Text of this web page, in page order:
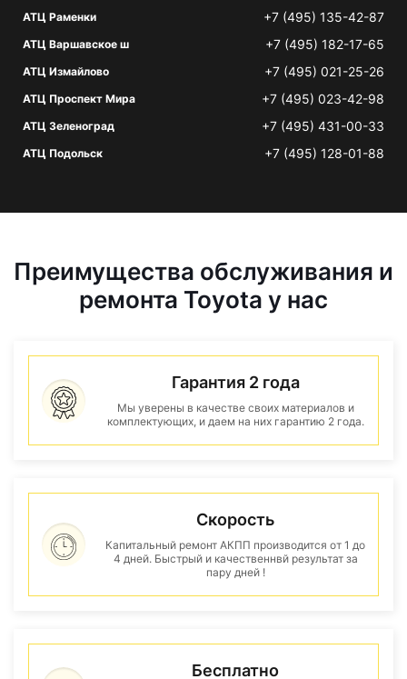
АТЦ Раменки +7 (495) 135-42-87
АТЦ Варшавское ш +7 (495) 182-17-65
АТЦ Измайлово +7 (495) 021-25-26
АТЦ Проспект Мира +7 (495) 023-42-98
АТЦ Зеленоград +7 (495) 431-00-33
АТЦ Подольск +7 (495) 128-01-88
Преимущества обслуживания и
ремонта Toyota у нас
Гарантия 2 года
Мы уверены в качестве своих материалов и
комплектующих, и даем на них гарантию 2 года.
Скорость
Капитальный ремонт АКПП производится от 1 до
4 дней. Быстрый и качественнвй результат за
пару дней !
Бесплатно